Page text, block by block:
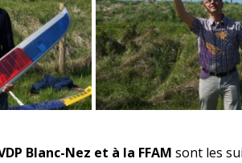
Blanc-Nez et à la FFAM sont les